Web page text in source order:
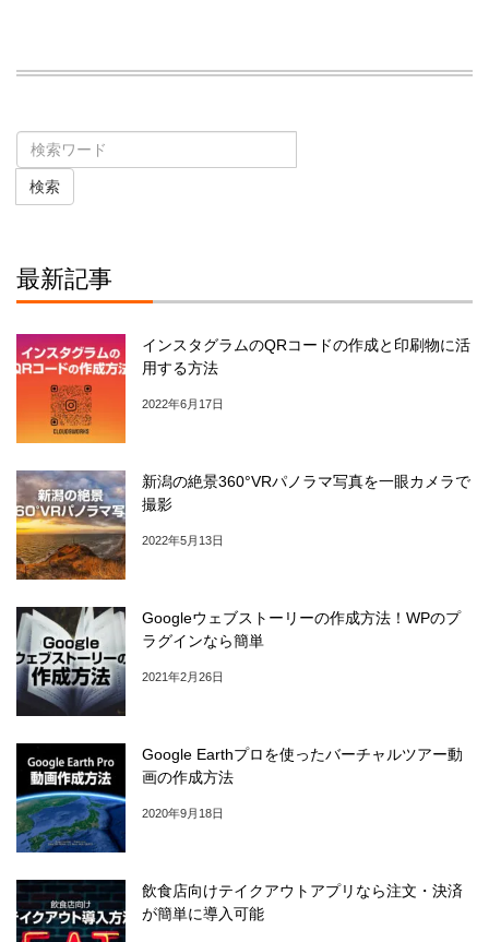
検索
最新記事
インスタグラムのQRコードの作成と印刷物に活
用する方法
2022年6月17日
新潟の絶景360°VRパノラマ写真を一眼カメラで
撮影
2022年5月13日
Googleウェブストーリーの作成方法！WPのプ
ラグインなら簡単
2021年2月26日
Google Earthプロを使ったバーチャルツアー動
画の作成方法
2020年9月18日
飲食店向けテイクアウトアプリなら注文・決済
が簡単に導入可能